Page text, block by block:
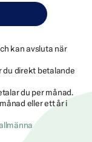
kan avsluta när
du direkt betalande
du per månad.
eller ett år i